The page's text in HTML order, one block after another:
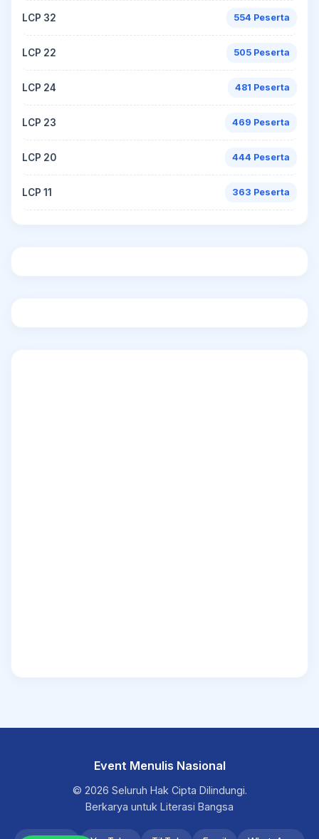
LCP 32 554 Peserta
LCP 22 505 Peserta
LCP 24 481 Peserta
LCP 23 469 Peserta
LCP 20 444 Peserta
LCP 11 363 Peserta
Event Menulis Nasional
© 2026 Seluruh Hak Cipta Dilindungi.
Berkarya untuk Literasi Bangsa